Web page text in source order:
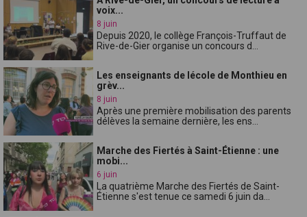
voix...
8 juin
Depuis 2020, le collège François-Truffaut de
Rive-de-Gier organise un concours d...
Les enseignants de lécole de Monthieu en
grèv...
8 juin
Après une première mobilisation des parents
délèves la semaine dernière, les ens...
Marche des Fiertés à Saint-Étienne : une
mobi...
6 juin
La quatrième Marche des Fiertés de Saint-
Étienne s'est tenue ce samedi 6 juin da...